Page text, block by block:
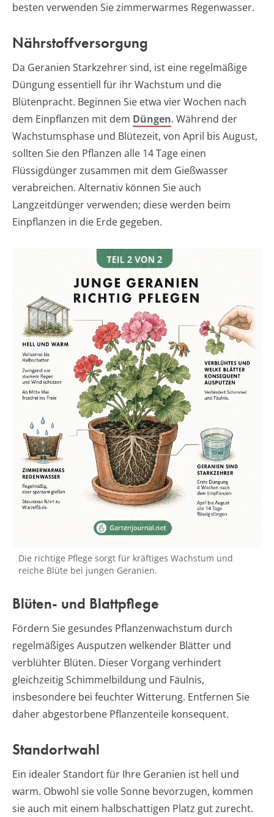
besten verwenden Sie zimmerwarmes Regenwasser.
Nährstoffversorgung
Da Geranien Starkzehrer sind, ist eine regelmäßige
Düngung essentiell für ihr Wachstum und die
Blütenpracht. Beginnen Sie etwa vier Wochen nach
dem Einpflanzen mit dem Düngen. Während der
Wachstumsphase und Blütezeit, von April bis August,
sollten Sie den Pflanzen alle 14 Tage einen
Flüssigdünger zusammen mit dem Gießwasser
verabreichen. Alternativ können Sie auch
Langzeitdünger verwenden; diese werden beim
Einpflanzen in die Erde gegeben.
Die richtige Pflege sorgt für kräftiges Wachstum und
reiche Blüte bei jungen Geranien.
Blüten- und Blattpflege
Fördern Sie gesundes Pflanzenwachstum durch
regelmäßiges Ausputzen welkender Blätter und
verblühter Blüten. Dieser Vorgang verhindert
gleichzeitig Schimmelbildung und Fäulnis,
insbesondere bei feuchter Witterung. Entfernen Sie
daher abgestorbene Pflanzenteile konsequent.
Standortwahl
Ein idealer Standort für Ihre Geranien ist hell und
warm. Obwohl sie volle Sonne bevorzugen, kommen
sie auch mit einem halbschattigen Platz gut zurecht.